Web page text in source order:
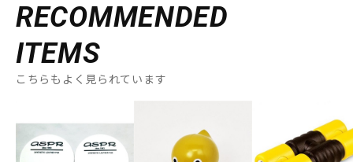
RECOMMENDED
ITEMS
こちらもよく見られています